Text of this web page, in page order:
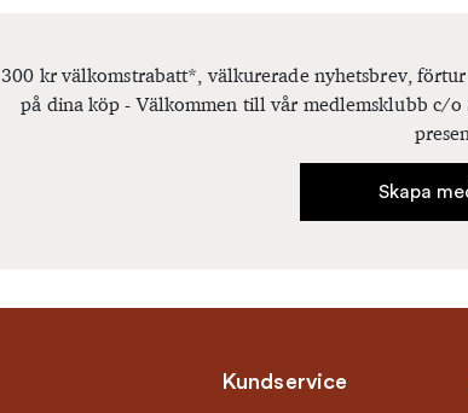
300 kr välkomstrabatt*, välkurerade nyhetsbrev,
på dina köp - Välkommen till vår medlemsklubb c/
Skapa
Kundservice